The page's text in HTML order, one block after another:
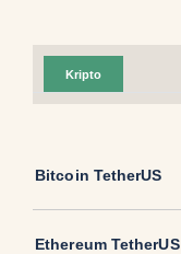
Kripto
Bitcoin TetherUS
Ethereum TetherUS